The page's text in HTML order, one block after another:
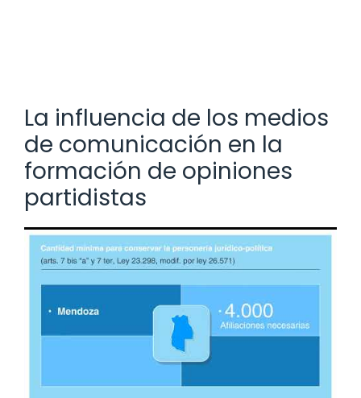
La influencia de los medios
de comunicación en la
formación de opiniones
partidistas